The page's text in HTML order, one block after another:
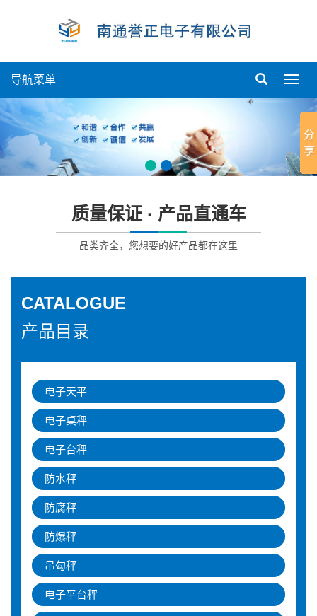
导
单
导航菜单
质量保证 · 产品直通车
品类齐全，您想要的好产品都在这里
CATALOGUE
产品目录
电子天平
电子桌秤
电子台秤
防水秤
防腐秤
防爆秤
吊勾秤
电子平台秤